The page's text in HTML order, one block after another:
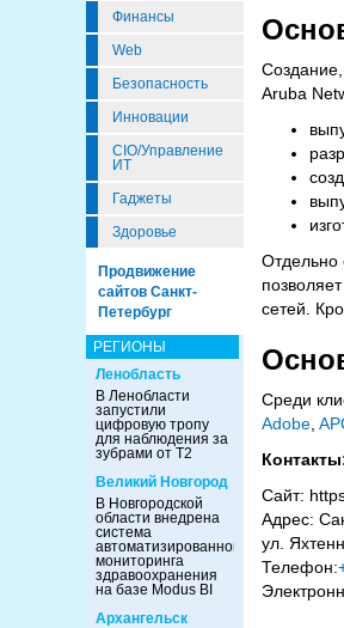
Финансы
Web
Безопасность
Инновации
CIO/Управление
ИТ
Гаджеты
Здоровье
Продвижение
сайтов Санкт-
Петербург
РЕГИОНЫ
Ленобласть
В Ленобласти
запустили
цифровую тропу
для наблюдения за
зубрами от Т2
Великий Новгород
В Новгородской
области внедрена
система
автоматизированного
мониторинга
здравоохранения
на базе Modus BI
Архангельск
Aruba
Отдельно
сетей.
Среди
Adobe
Сайт:
Адрес:
ул.
Телефон: